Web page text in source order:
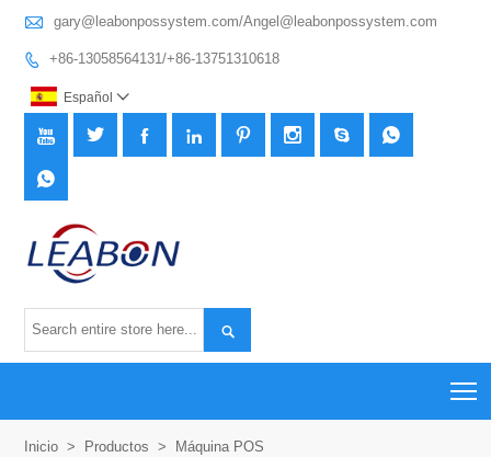
 gary@leabonpossystem.com/Angel@leabonpossystem.com
 +86-13058564131/+86-13751310618
Español 
       


Inicio > Productos > Máquina POS